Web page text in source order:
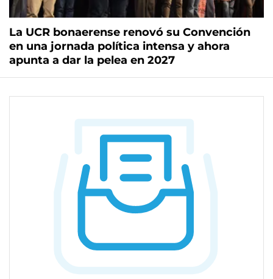
La UCR bonaerense renovó su Convención
en una jornada política intensa y ahora
apunta a dar la pelea en 2027